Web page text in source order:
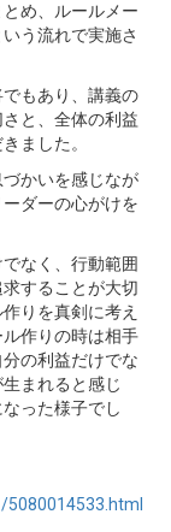
め、ルールメー
う流れで実施さ
もあり、講義の
と、全体の利益
ました。
かいを感じなが
ダーの心がけを
なく、行動範囲
することが大切
りを真剣に考え
作りの時は相手
の利益だけでな
まれると感じ
った様子でし